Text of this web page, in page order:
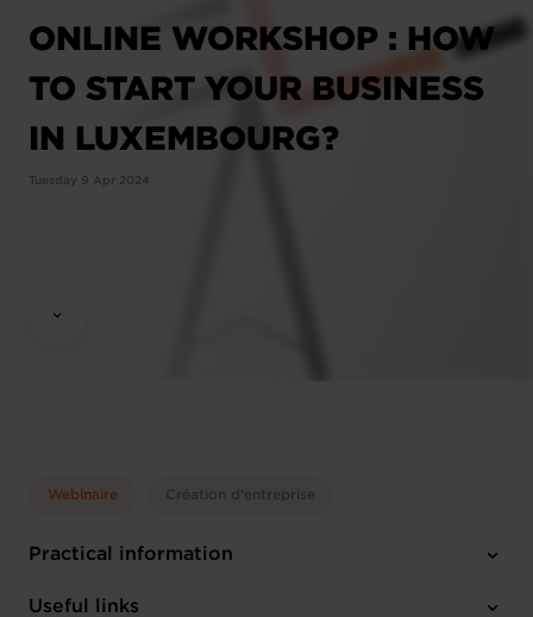
ONLINE WORKSHOP : HOW
TO START YOUR BUSINESS
IN LUXEMBOURG?
Tuesday 9 Apr 2024
Webinaire Création d'entreprise
Practical information
Tuesday 9 Apr 2024
Useful links